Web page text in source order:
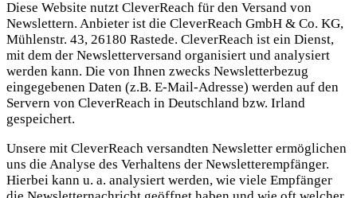
Diese Website nutzt CleverReach für den Versand von
Newslettern. Anbieter ist die CleverReach GmbH & Co. KG,
Mühlenstr. 43, 26180 Rastede. CleverReach ist ein Dienst,
mit dem der Newsletterversand organisiert und analysiert
werden kann. Die von Ihnen zwecks Newsletterbezug
eingegebenen Daten (z.B. E-Mail-Adresse) werden auf den
Servern von CleverReach in Deutschland bzw. Irland
gespeichert.
Unsere mit CleverReach versandten Newsletter ermöglichen
uns die Analyse des Verhaltens der Newsletterempfänger.
Hierbei kann u. a. analysiert werden, wie viele Empfänger